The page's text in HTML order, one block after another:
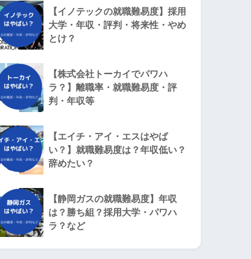
【イノテックの就職難易度】採用
大学・年収・評判・将来性・やめ
とけ？
【株式会社トーカイでパワハ
ラ？】離職率・就職難易度・評
判・年収等
【エイチ・アイ・エスはやば
い？】就職難易度は？年収低い？
辞めたい？
【静岡ガスの就職難易度】年収
は？勝ち組？採用大学・パワハ
ラ？など